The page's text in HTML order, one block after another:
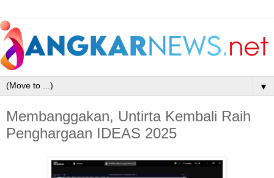
▼
Membanggakan, Untirta Kembali Raih
Penghargaan IDEAS 2025